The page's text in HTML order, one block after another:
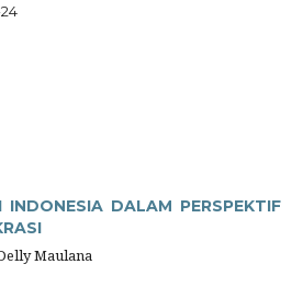
DALAM PERSPEKTIF
Maulana